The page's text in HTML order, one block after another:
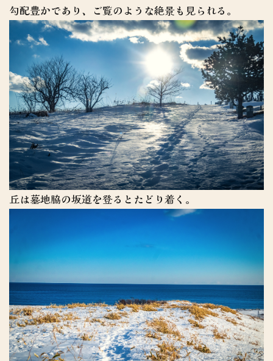
勾配豊かであり、ご覧のような絶景も見られる。
丘は墓地脇の坂道を登るとたどり着く。